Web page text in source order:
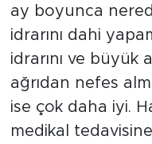
ay boyunca
idrarını dahi
idrarını ve büyük
ağrıdan nefes
ise çok daha iyi.
medikal tedavisine